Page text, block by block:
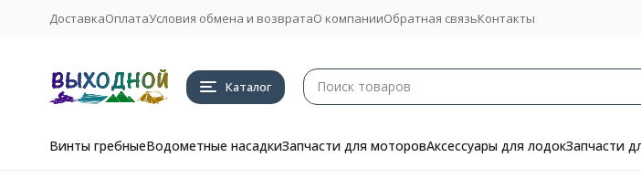
ДоставкаОплатаУсловия обмена и возвратаО компанииОбратная связьКонтакты
Каталог
Винты гребныеВодометные насадкиЗапчасти для моторовАксессуары для лодокЗапчасти